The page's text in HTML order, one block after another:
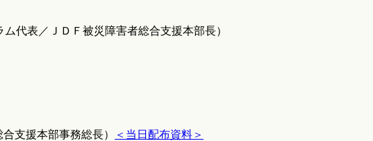
表／ＪＤＦ被災障害者総合支援本部長）
支援本部事務総長）
＜当日配布資料＞